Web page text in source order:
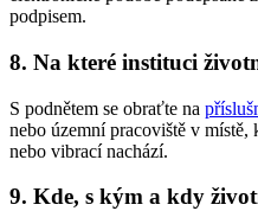
podpisem.
8. Na které instituci
S podnětem se obraťte na
nebo územní pracoviště v místě,
nebo vibrací nachází.
9. Kde, s kým a kdy